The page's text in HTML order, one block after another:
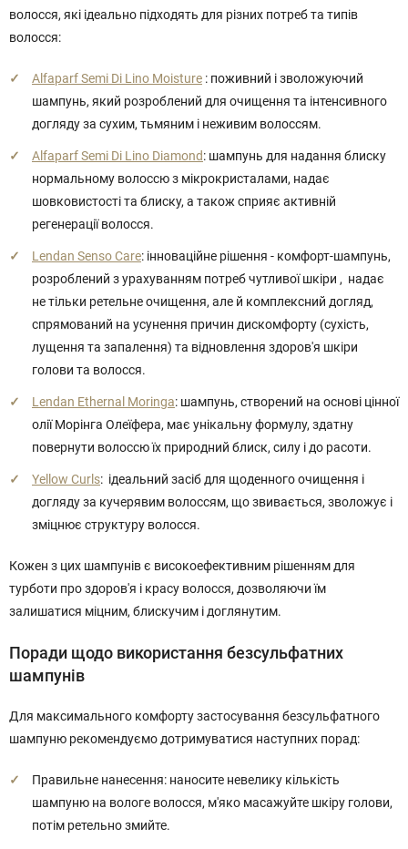
волосся, які ідеально підходять для різних потреб та типів
волосся:
Alfaparf Semi Di Lino Moisture : поживний і зволожуючий
шампунь, який розроблений для очищення та інтенсивного
догляду за сухим, тьмяним і неживим волоссям.
Alfaparf Semi Di Lino Diamond: шампунь для надання блиску
нормальному волоссю з мікрокристалами, надає
шовковистості та блиску, а також сприяє активній
регенерації волосся.
Lendan Senso Care: інноваційне рішення - комфорт-шампунь,
розроблений з урахуванням потреб чутливої шкіри , надає
не тільки ретельне очищення, але й комплексний догляд,
спрямований на усунення причин дискомфорту (сухість,
лущення та запалення) та відновлення здоров'я шкіри
голови та волосся.
Lendan Ethernal Moringa: шампунь, створений на основі цінної
олії Морінга Олеїфера, має унікальну формулу, здатну
повернути волоссю їх природний блиск, силу і до расоти.
Yellow Curls: ідеальний засіб для щоденного очищення і
догляду за кучерявим волоссям, що звивається, зволожує і
зміцнює структуру волосся.
Кожен з цих шампунів є високоефективним рішенням для
турботи про здоров'я і красу волосся, дозволяючи їм
залишатися міцним, блискучим і доглянутим.
Поради щодо використання безсульфатних
шампунів
Для максимального комфорту застосування безсульфатного
шампуню рекомендуємо дотримуватися наступних порад:
Правильне нанесення: наносите невелику кількість
шампуню на вологе волосся, м'яко масажуйте шкіру голови,
потім ретельно змийте.